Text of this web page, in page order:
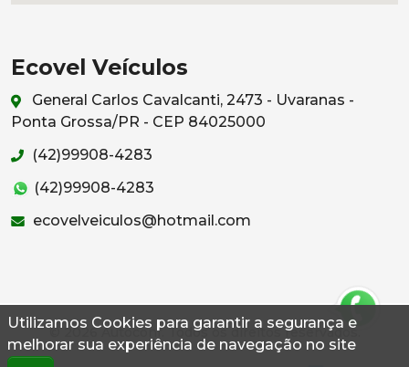
Utilizamos Cookies para garantir a segurança e
melhorar sua experiência de navegação no site
Ecovel Veículos
General Carlos Cavalcanti, 2473 - Uvaranas -
Ponta Grossa/PR - CEP 84025000
(42)99908-4283
(42)99908-4283
ecovelveiculos@hotmail.com
© 2026 Autoconf. Todos os direitos reservados.